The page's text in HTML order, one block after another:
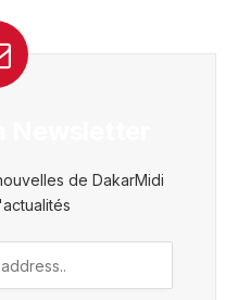
de DakarMidi